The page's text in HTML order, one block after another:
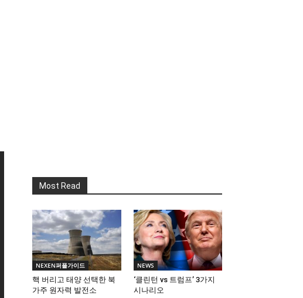
Most Read
NEXEN퍼플가이드
핵 버리고 태양 선택한 북
가주 원자력 발전소
NEWS
‘클린턴 vs 트럼프’ 3가지
시나리오